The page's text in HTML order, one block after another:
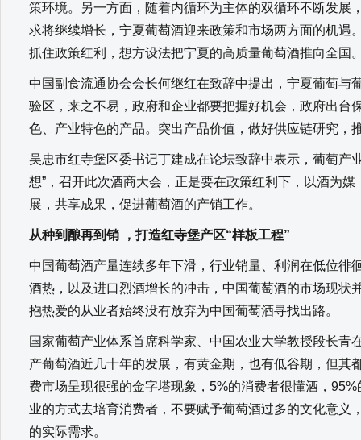
策环境。另一方面，随着内循环为主体的双循环不断发展
求将继续增长，宁夏葡萄酒迎来政策和市场两方面的机遇
抓住政策红利，想方设法把宁夏的高质量葡萄酒推向全国
中国副食流通协会会长何继红在致辞中提出，宁夏葡萄与
验区，来之不易，政府和企业都要把握好机会，政府出台
色、产业特色的产品。突出产品价值，做好供应链研究，
吴忠市红寺堡区委书记丁建成在论坛致辞中表示，葡萄产
想”，召开此次酒商大会，正是要在政策红利下，以酒为
展，共享成果，促进葡萄酒的产销工作。
从种到酿再到销 ，打造红寺堡产区“样板工程”
中国葡萄酒产量连续多年下滑，行业销量、利润在低位徘
酒热，以及进口烈酒增长的冲击，中国葡萄酒的市场现状
抱热爱的从业者始终没有放弃为中国葡萄酒寻找出路。
国家葡萄产业体系首席科学家、中国农业大学教授段长青
产葡萄酒近几十年的发展，有黄金期，也有低谷期，但其
费市场呈现很强的金字塔现象，5%的消费者很懂酒，
业的方式去培育消费者，不要赋予葡萄酒过多的文化意义
的实际需求。